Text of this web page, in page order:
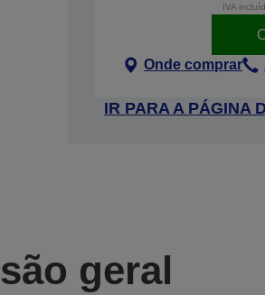
IVA
Onde comprar
IR PARA A PÁGINA
geral